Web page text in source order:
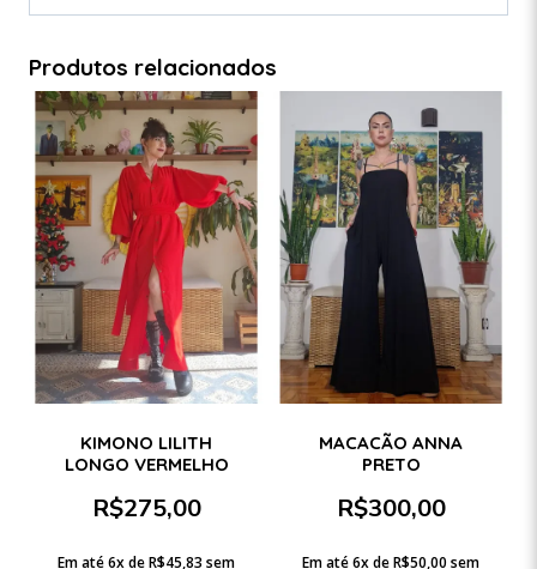
Produtos relacionados
KIMONO LILITH
LONGO VERMELHO
R$275,00
Em até 6x deR$45,83 sem
MACACÃO ANNA
PRETO
R$300,00
Em até 6x deR$50,00 sem